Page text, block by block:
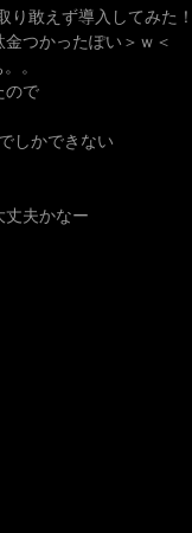
り敢えず導入してみた！
つかったぽい＞ｗ＜
。
ので
しかできない
丈夫かなー